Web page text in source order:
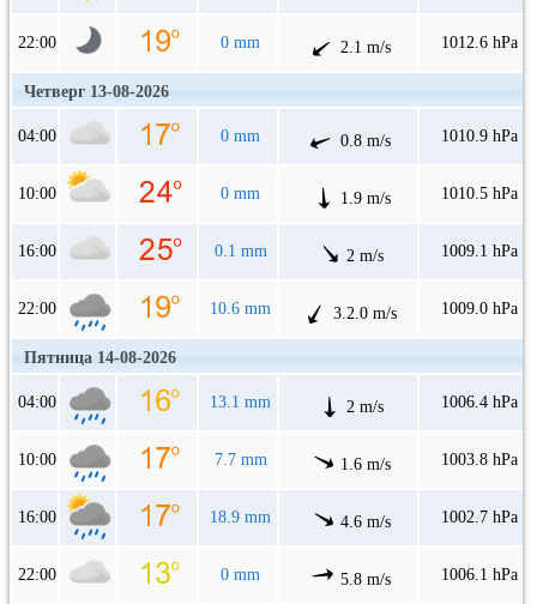
22:00 0 mm 2.1 m/s 1012.6 hPa
Четверг 13-08-2026
04:00 0 mm 0.8 m/s 1010.9 hPa
10:00 0 mm 1.9 m/s 1010.5 hPa
16:00 0.1 mm 2 m/s 1009.1 hPa
22:00 10.6 mm 3.2.0 m/s 1009.0 hPa
Пятница 14-08-2026
04:00 13.1 mm 2 m/s 1006.4 hPa
10:00 7.7 mm 1.6 m/s 1003.8 hPa
16:00 18.9 mm 4.6 m/s 1002.7 hPa
22:00 0 mm 5.8 m/s 1006.1 hPa